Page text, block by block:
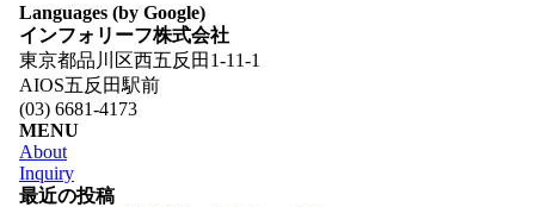
Languages (by Google)
インフォリーフ株式会社
東京都品川区西五反田1-11-1
AIOS五反田駅前
(03) 6681-4173
MENU
About
Inquiry
最近の投稿